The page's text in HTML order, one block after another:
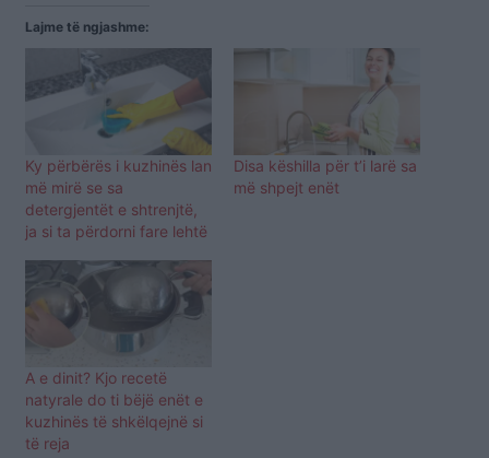
Lajme të ngjashme:
Ky përbërës i kuzhinës lan
më mirë se sa
detergjentët e shtrenjtë,
ja si ta përdorni fare lehtë
Disa këshilla për t’i larë sa
më shpejt enët
A e dinit? Kjo recetë
natyrale do ti bëjë enët e
kuzhinës të shkëlqejnë si
të reja